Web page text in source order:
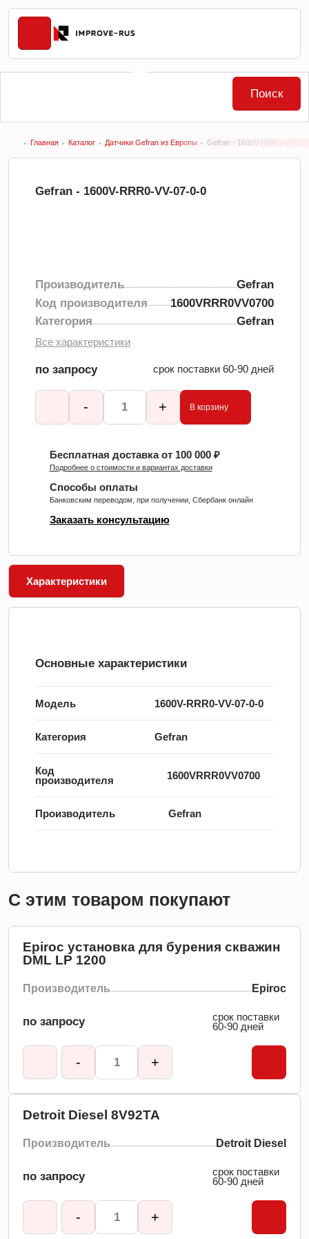
Главная Каталог Датчики Gefran из Европы Gefran - 1600V-RRR0-VV-07-
Gefran - 1600V-RRR0-VV-07-0-0
Производитель
Gefran
Код производителя
1600VRRR0VV0700
Категория
Gefran
Все характеристики
по запросу срок поставки 60-90 дней
- + В корзину
Бесплатная доставка от 100 000 ₽
Подробнее о стоимости и вариантах доставки
Способы оплаты
Банковским переводом, при получении, Сбербанк онлайн
Заказать консультацию
Характеристики
Основные характеристики
Модель 1600V-RRR0-VV-07-0-0
Категория Gefran
Код
производителя
1600VRRR0VV0700
Производитель Gefran
С этим товаром покупают
Epiroc установка для бурения скважин
DML LP 1200
Производитель Epiroc
по запросу
срок поставки
60-90 дней
- +
Detroit Diesel 8V92TA
Производитель Detroit Diesel
по запросу
срок поставки
60-90 дней
- +
Поиск